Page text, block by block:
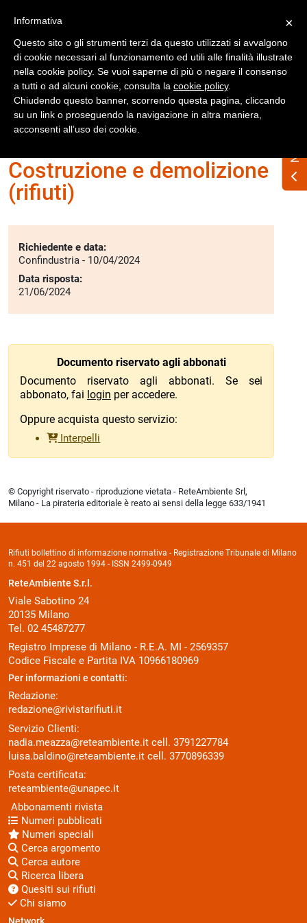
Accedi
Home Interpelli Costruzione e demolizione
Costruzione e demolizione
(rifiuti)
Richiedente e data:
Confindustria - 10/04/2024
Data risposta:
21/06/2024
Documento riservato agli abbonati
Documento riservato agli abbonati. Se sei
abbonato, fai login per accedere.
Oppure acquista questo servizio:
Interpelli
© Copyright riservato - riproduzione vietata - ReteAmbiente Srl,
Milano - La pirateria editoriale è reato ai sensi della legge 633/1941
Rifiuti bollettino di informazione normativa - Registrazione Tribunale di Milano
n. 451 del 22 agosto 1994 - ISSN 2499-0949
ReteAmbiente S.r.l.
Viale Sabotino 24
20135 Milano
Tel. 02 45487277
Registro Imprese di Milano - R.E.A. MI - 2569357
Codice Fiscale e Partita IVA 10966180969
Per informazioni e contatti:
Redazione:
redazione@rivistarifiuti.it
Servizio Clienti:
nadia.meazza@reteambiente.it cell. 3791227784
luisa.baldino@reteambiente.it cell. 3770896339
Posta certificata:
reteambiente@unapec.it
Abbonamenti rivista
Numeri pubblicati
Numeri speciali
Cerca argomento
Cerca autore
Ricerca libera
Quesiti sui rifiuti
Chi siamo
Network
×
Informativa
Questo sito o gli strumenti terzi da questo utilizzati si avvalgono
di cookie necessari al funzionamento ed utili alle finalità illustrate
nella cookie policy. Se vuoi saperne di più o negare il consenso
a tutti o ad alcuni cookie, consulta la cookie policy.
Chiudendo questo banner, scorrendo questa pagina, cliccando
su un link o proseguendo la navigazione in altra maniera,
acconsenti all’uso dei cookie.